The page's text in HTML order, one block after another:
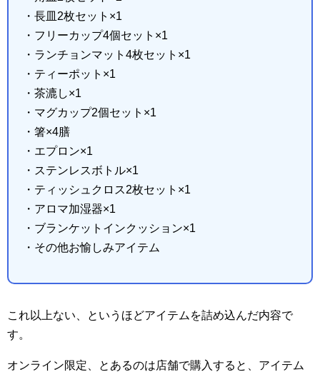
・長皿2枚セット×1
・フリーカップ4個セット×1
・ランチョンマット4枚セット×1
・ティーポット×1
・茶漉し×1
・マグカップ2個セット×1
・箸×4膳
・エプロン×1
・ステンレスボトル×1
・ティッシュクロス2枚セット×1
・アロマ加湿器×1
・ブランケットインクッション×1
・その他お愉しみアイテム
これ以上ない、というほどアイテムを詰め込んだ内容で
す。
オンライン限定、とあるのは店舗で購入すると、アイテム